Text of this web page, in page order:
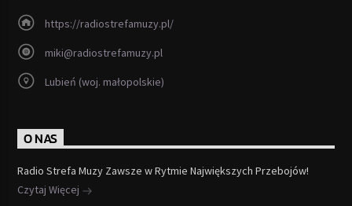
https://radiostrefamuzy.pl/
miki@radiostrefamuzy.pl
Lubień (woj. małopolskie)
O NAS
Radio Strefa Muzy Zawsze w Rytmie Największych Przebojów!
Czytaj Więcej